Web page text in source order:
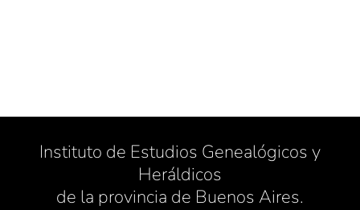
Instituto de Estudios Genealógicos y
Heráldicos
de la provincia de Buenos Aires.